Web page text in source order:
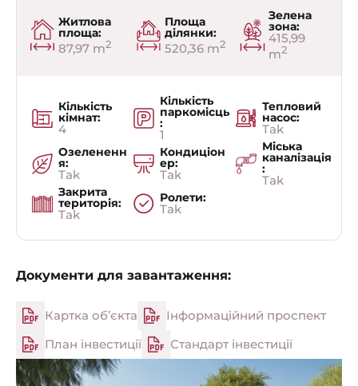
Житлова
площа:
87,97 m2
Площа
ділянки:
520,36 m2
Зелена
зона:
415,99
m2
Кількість
кімнат:
4
Кількість
паркомісць
:
1
Тепловий
насос:
Tak
Озелененн
я:
Tak
Кондиціон
ер:
Tak
Міська
каналізація
:
Tak
Закрита
територія:
Tak
Ролети:
Tak
Документи для завантаження:
Картка об’єкта
Інформаційний проспект
План інвестиції
Стандарт інвестиції